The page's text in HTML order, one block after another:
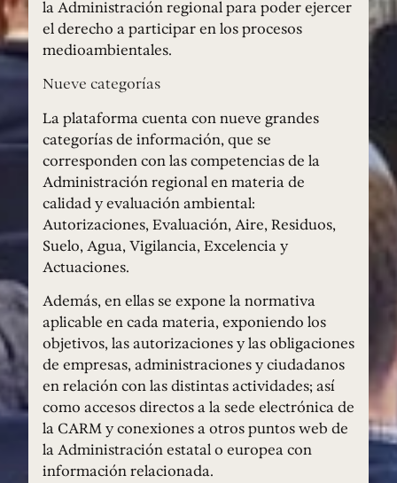
la Administración regional para poder ejercer
el derecho a participar en los procesos
medioambientales.
Nueve categorías
La plataforma cuenta con nueve grandes
categorías de información, que se
corresponden con las competencias de la
Administración regional en materia de
calidad y evaluación ambiental:
Autorizaciones, Evaluación, Aire, Residuos,
Suelo, Agua, Vigilancia, Excelencia y
Actuaciones.
Además, en ellas se expone la normativa
aplicable en cada materia, exponiendo los
objetivos, las autorizaciones y las obligaciones
de empresas, administraciones y ciudadanos
en relación con las distintas actividades; así
como accesos directos a la sede electrónica de
la CARM y conexiones a otros puntos web de
la Administración estatal o europea con
información relacionada.